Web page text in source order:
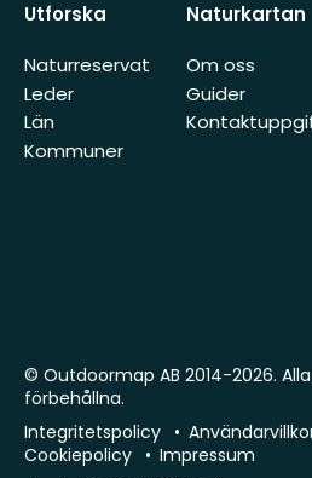
Utforska
Naturreservat
Leder
Län
Kommuner
Naturkartan
Om oss
Guider
© Outdoormap AB 2014-2026.
förbehållna.
Integritetspolicy
Cookiepolicy
Impressum